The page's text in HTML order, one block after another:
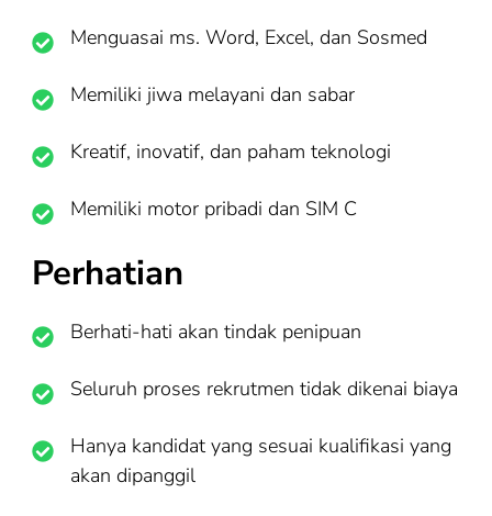
Menguasai ms. Word, Excel, dan Sosmed
Memiliki jiwa melayani dan sabar
Kreatif, inovatif, dan paham teknologi
Memiliki motor pribadi dan SIM C
Perhatian
Berhati-hati akan tindak penipuan
Seluruh proses rekrutmen tidak dikenai biaya
Hanya kandidat yang sesuai kualifikasi yang
akan dipanggil